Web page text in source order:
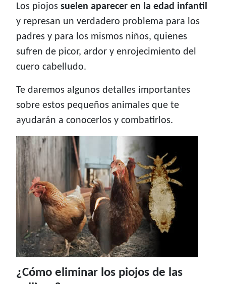
Los piojos suelen aparecer en la edad infantil
y represan un verdadero problema para los
padres y para los mismos niños, quienes
sufren de picor, ardor y enrojecimiento del
cuero cabelludo.
Te daremos algunos detalles importantes
sobre estos pequeños animales que te
ayudarán a conocerlos y combatirlos.
¿Cómo eliminar los piojos de las